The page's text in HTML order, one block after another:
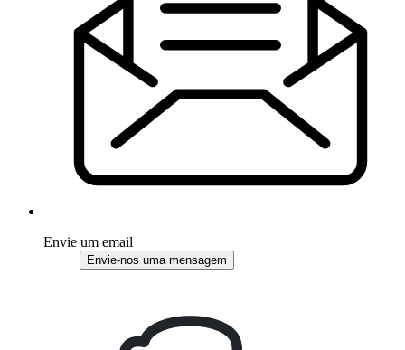
Envie um email
Envie-nos uma mensagem